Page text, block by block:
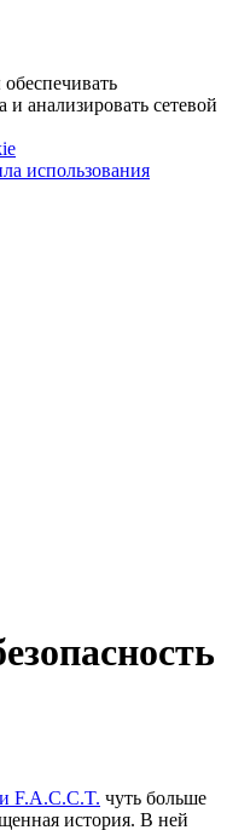
анализировать сетевой
использования
F.A.C.C.T. чуть больше
история. В ней